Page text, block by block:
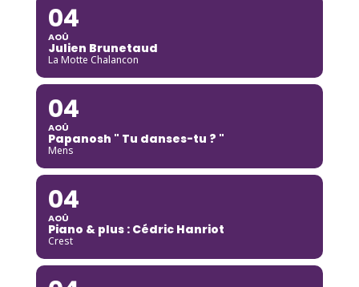
04
AOÛ
Julien Brunetaud
La Motte Chalancon
04
AOÛ
Papanosh " Tu danses-tu ? "
Mens
04
AOÛ
Piano & plus : Cédric Hanriot
Crest